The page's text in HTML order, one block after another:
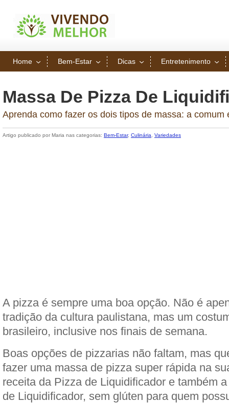
Home Bem-Estar Dicas Entretenimento
Massa De Pizza De
Aprenda como fazer os dois tipos de massa: a comum
Artigo publicado por Maria nas categorias: Bem-Estar, Culinária Variedades
A pizza é sempre uma boa opção. Não é
tradição da cultura paulistana, mas um
brasileiro, inclusive nos finais de semana.
Boas opções de pizzarias não faltam, mas
fazer uma massa de pizza super rápida na
receita da Pizza de Liquidificador e também
de Liquidificador, sem glúten para quem